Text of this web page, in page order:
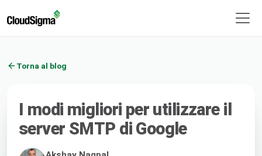
Torna al blog
I modi migliori per utilizzare il
server SMTP di Google